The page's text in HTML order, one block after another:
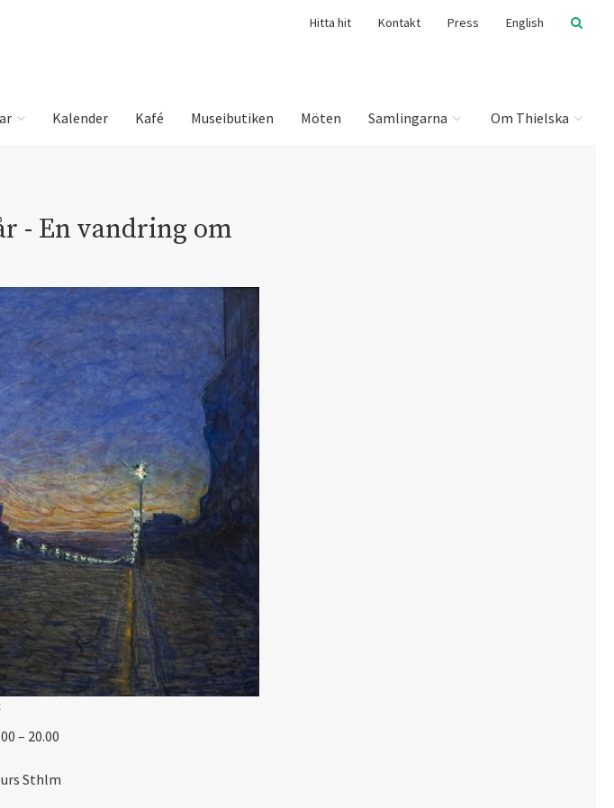
Hitta hit Kontakt Press English
Kalender Kafé Museibutiken Möten Samlingarna Om Thielska
- En vandring om
– 20.00
Sthlm